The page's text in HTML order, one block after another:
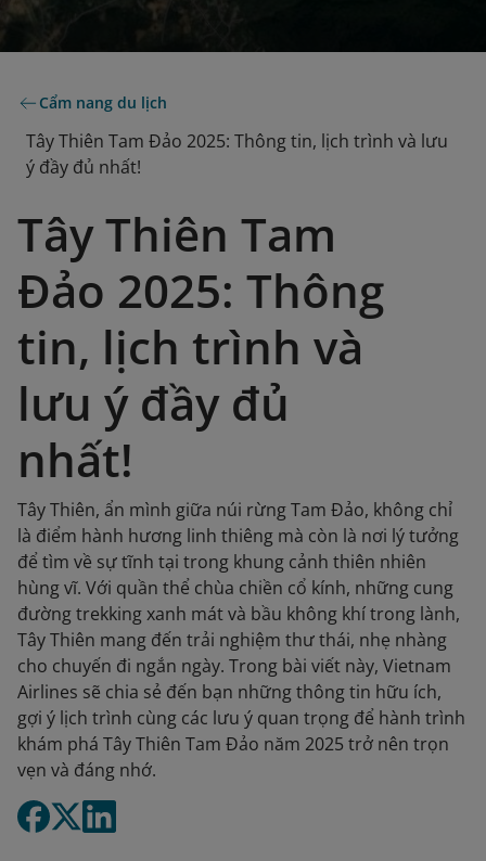
Cẩm nang du lịch
Tây Thiên Tam Đảo 2025: Thông tin, lịch trình và lưu
ý đầy đủ nhất!
Tây Thiên Tam
Đảo 2025: Thông
tin, lịch trình và
lưu ý đầy đủ
nhất!
Tây Thiên, ẩn mình giữa núi rừng Tam Đảo, không chỉ
là điểm hành hương linh thiêng mà còn là nơi lý tưởng
để tìm về sự tĩnh tại trong khung cảnh thiên nhiên
hùng vĩ. Với quần thể chùa chiền cổ kính, những cung
đường trekking xanh mát và bầu không khí trong lành,
Tây Thiên mang đến trải nghiệm thư thái, nhẹ nhàng
cho chuyến đi ngắn ngày. Trong bài viết này, Vietnam
Airlines sẽ chia sẻ đến bạn những thông tin hữu ích,
gợi ý lịch trình cùng các lưu ý quan trọng để hành trình
khám phá Tây Thiên Tam Đảo năm 2025 trở nên trọn
vẹn và đáng nhớ.